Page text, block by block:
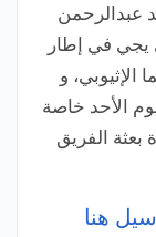
عبدالرحمن
يجي في إطار
الإثيوبي، و
الأحد خاصة
بعثة الفريق
هنا